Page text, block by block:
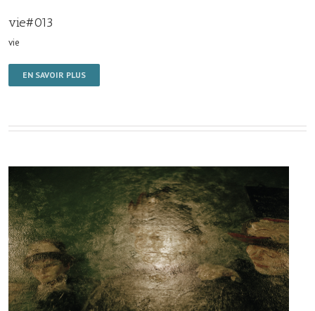
vie#013
vie
EN SAVOIR PLUS